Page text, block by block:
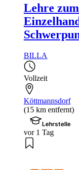
Lehre
BILLA
Vollzeit
Köttmannsdorf
(15 km entfernt)
Lehrstelle
vor 1 Tag